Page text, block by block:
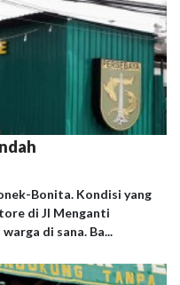
Bonita. Kondisi yang
di Jl Menganti
di sana. Ba...